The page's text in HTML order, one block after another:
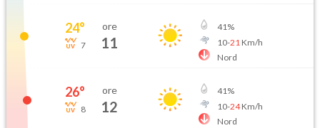
24°
7
ore
11
41%
10-21 Km/h
Nord
26°
8
ore
12
41%
10-24Km/h
Nord